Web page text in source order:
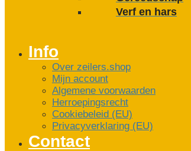
Verf en hars
Info
Over zeilers.shop
Mijn account
Algemene voorwaarden
Herroepingsrecht
Cookiebeleid (EU)
Privacyverklaring (EU)
Contact